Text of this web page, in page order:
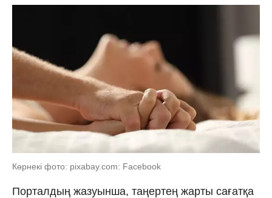
Көрнекі фото: pixabay.com: Facebook
Порталдың жазуынша, таңертең жарты сағатқа